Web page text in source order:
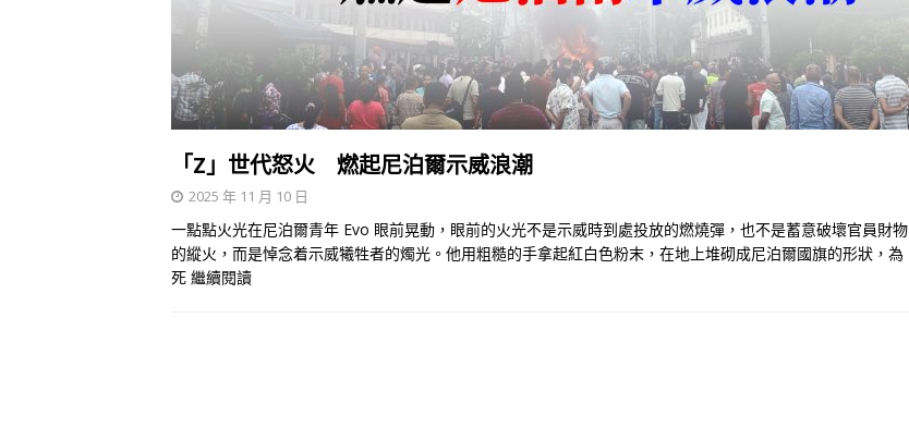
「Z」世代怒火 燃起尼泊爾示威浪潮
2025 年 11 月 10 日
一點點火光在尼泊爾青年 Evo 眼前晃動，眼前的火光不是示威時到處投放的燃燒彈，也不是蓄意破壞官員財物
的縱火，而是悼念着示威犧牲者的燭光。他用粗糙的手拿起紅白色粉末，在地上堆砌成尼泊爾國旗的形狀，為
死 繼續閱讀